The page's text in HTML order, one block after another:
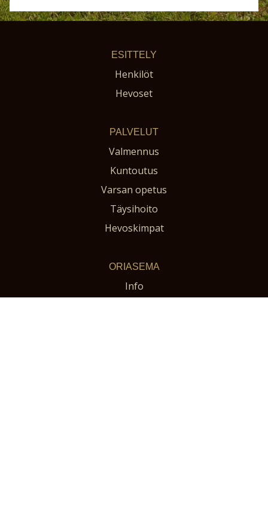
ESITTELY
Henkilöt
Hevoset
PALVELUT
Valmennus
Kuntoutus
Varsan opetus
Täysihoito
Hevoskimpat
ORIASEMA
Info